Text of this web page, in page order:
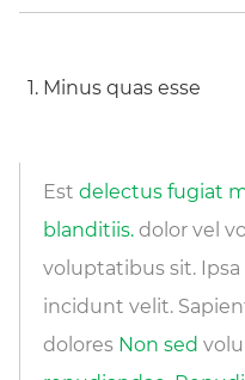
Minus quas esse
Est delectus fugiat
blanditiis. dolor vel
voluptatibus sit.
incidunt velit.
dolores Non sed